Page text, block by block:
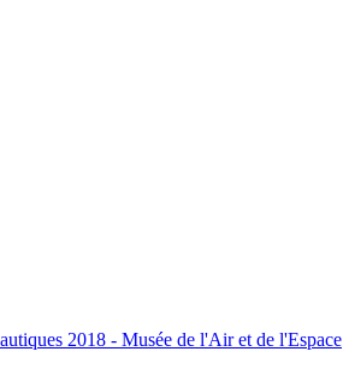
2018 - Musée de l'Air et de l'Espace